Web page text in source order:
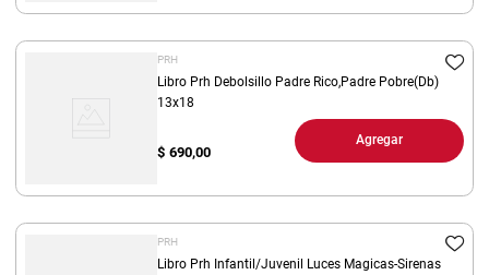
PRH
Libro Prh Debolsillo Padre Rico,Padre Pobre(Db)
13x18
$ 690,00
Agregar
PRH
Libro Prh Infantil/Juvenil Luces Magicas-Sirenas